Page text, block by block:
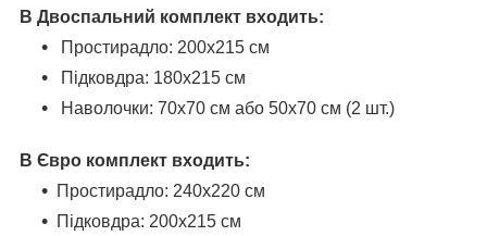
В Двоспальний комплект входить:
Простирадло: 200х215 см
Підковдра: 180х215 см
Наволочки: 70х70 см або 50х70 см (2 шт.)
В Євро комплект входить:
Простирадло: 240х220 см
Підковдра: 200х215 см